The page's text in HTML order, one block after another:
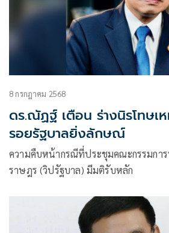
8 กรกฎาคม 2568
ดร.ณัฏฐ์ เตือน ร่างนิรโทษเห
รอยรัฐบาลยิ่งลักษณ์
ความคืบหน้ากรณีที่ประชุมคณะกรรมกา
ราษฎร (วิปรัฐบาล) มีมติรับหลัก